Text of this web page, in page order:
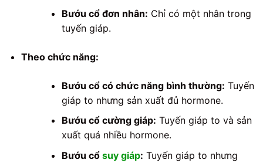
Bướu cổ đơn nhân: Chỉ có một nhân trong
tuyến giáp.
Theo chức năng:
Bướu cổ có chức năng bình thường: Tuyến
giáp to nhưng sản xuất đủ hormone.
Bướu cổ cường giáp: Tuyến giáp to và sản
xuất quá nhiều hormone.
Bướu cổ suy giáp: Tuyến giáp to nhưng